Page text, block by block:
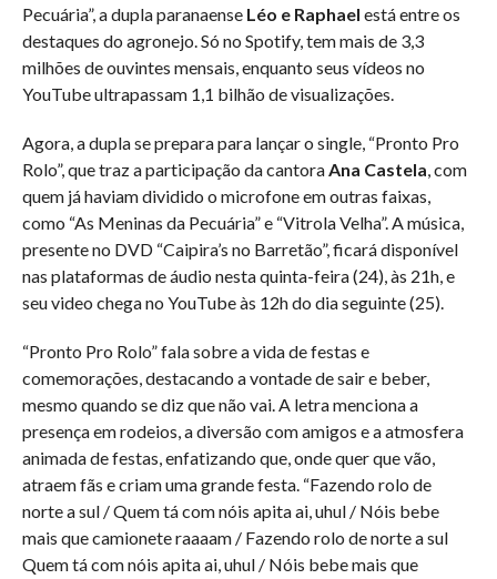
Pecuária”, a dupla paranaense Léo e Raphael está entre os
destaques do agronejo. Só no Spotify, tem mais de 3,3
milhões de ouvintes mensais, enquanto seus vídeos no
YouTube ultrapassam 1,1 bilhão de visualizações.
Agora, a dupla se prepara para lançar o single, “Pronto Pro
Rolo”, que traz a participação da cantoraAna Castela, com
quem já haviam dividido o microfone em outras faixas,
como “As Meninas da Pecuária” e “Vitrola Velha”. A música,
presente no DVD “Caipira’s no Barretão”, ficará disponível
nas plataformas de áudio nesta quinta-feira (24), às 21h, e
seu video chega no YouTube às 12h do dia seguinte (25).
“Pronto Pro Rolo” fala sobre a vida de festas e
comemorações, destacando a vontade de sair e beber,
mesmo quando se diz que não vai. A letra menciona a
presença em rodeios, a diversão com amigos e a atmosfera
animada de festas, enfatizando que, onde quer que vão,
atraem fãs e criam uma grande festa. “Fazendo rolo de
norte a sul / Quem tá com nóis apita ai, uhul / Nóis bebe
mais que camionete raaaam / Fazendo rolo de norte a sul
Quem tá com nóis apita ai, uhul / Nóis bebe mais que